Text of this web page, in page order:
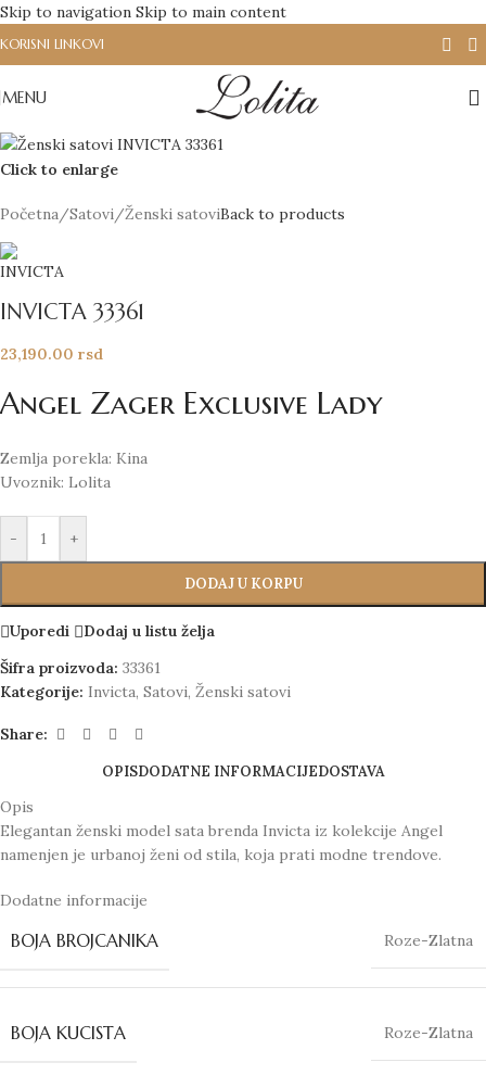
Skip to navigation Skip to main content
KORISNI LINKOVI
MENU
Click to enlarge
Početna /Satovi /Ženski satoviBack to products
INVICTA 33361
23,190.00 rsd
Angel Zager Exclusive Lady
Zemlja porekla: Kina
Uvoznik: Lolita
- +
DODAJ U KORPU
Uporedi
Dodaj u listu želja
Šifra proizvoda: 33361
Kategorije: Invicta, Satovi, Ženski satovi
Share:
OPISDODATNE INFORMACIJEDOSTAVA
Opis
Elegantan ženski model sata brenda Invicta iz kolekcije Angel
namenjen je urbanoj ženi od stila, koja prati modne trendove.
Dodatne informacije
BOJA BROJCANIKA Roze-Zlatna
BOJA KUCISTA Roze-Zlatna